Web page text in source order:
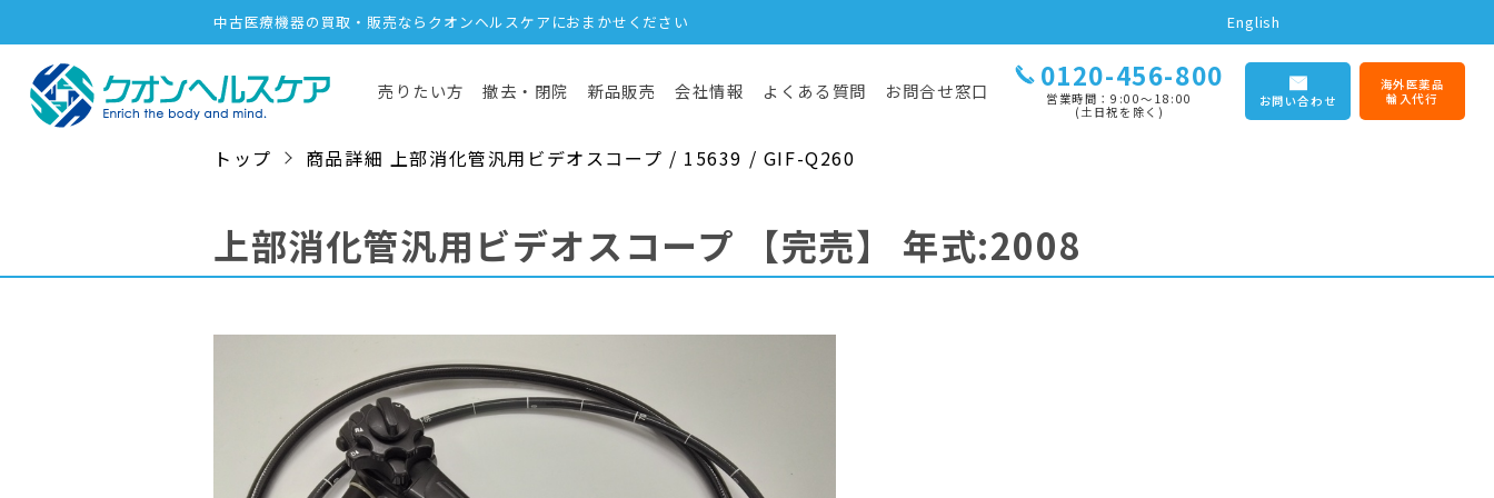
中古医療機器の買取・販売ならクオンヘルスケアにおまかせください English
売りたい方 撤去・閉院 新品販売 会社情報 よくある質問 お問合せ窓口 0120-456-800
営業時間：9:00〜18:00
(土日祝を除く)
お問い合わせ
海外医薬品
輸入代行
トップ 商品詳細 上部消化管汎用ビデオスコープ / 15639 / GIF-Q260
上部消化管汎用ビデオスコープ 【完売】 年式:2008